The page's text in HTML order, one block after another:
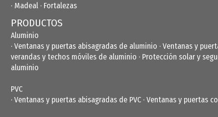
· Madeal · Fortalezas
PRODUCTOS
Aluminio
· Ventanas y puertas abisagradas de aluminio · Ventanas y
verandas y techos móviles de aluminio · Protección solar y
aluminio
PVC
· Ventanas y puertas abisagradas de PVC · Ventanas y puertas